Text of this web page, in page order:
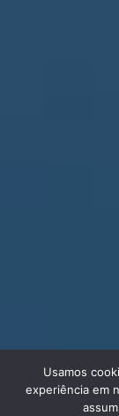
Usamos
experiência em